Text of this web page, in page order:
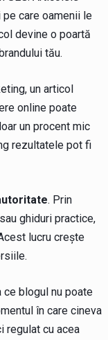
care oamenii le
devine o poartă
tău.
un articol
online poate
un procent mic
rezultatele pot fi
. Prin
ghiduri practice,
lucru crește
blogul nu poate
în care cineva
regulat cu acea